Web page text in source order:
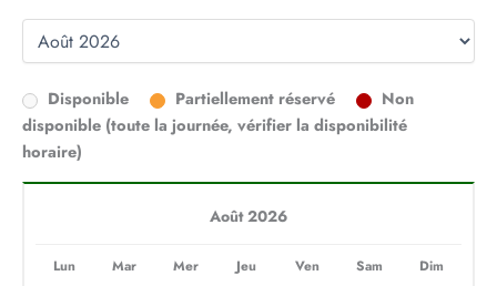
Disponible Partiellement réservé
Non
disponible (toute la journée, vérifier la disponibilité
horaire)
Août 2026
Lun Mar Mer Jeu Ven Sam Dim